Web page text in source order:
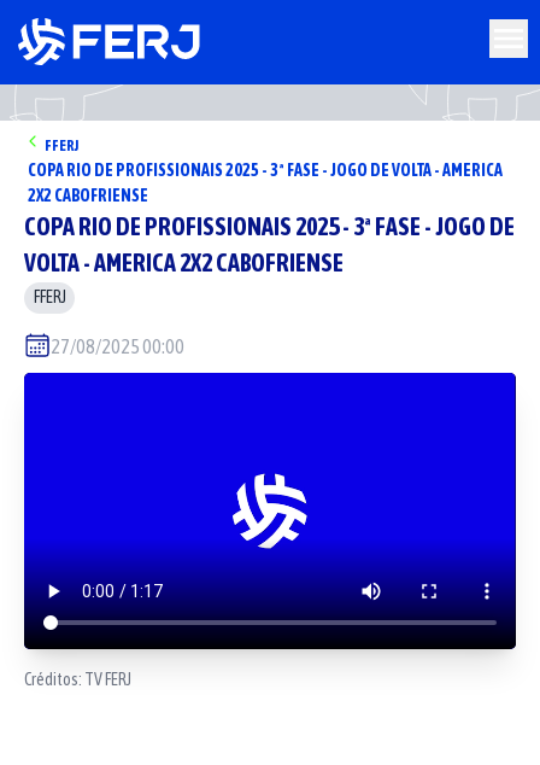
FFERJ
COPA RIO DE PROFISSIONAIS 2025 - 3ª FASE - JOGO DE VOLTA - AMERICA
2X2 CABOFRIENSE
COPA RIO DE PROFISSIONAIS 2025 - 3ª FASE - JOGO DE
VOLTA - AMERICA 2X2 CABOFRIENSE
FFERJ
27/08/2025 00:00
Créditos: TV FERJ